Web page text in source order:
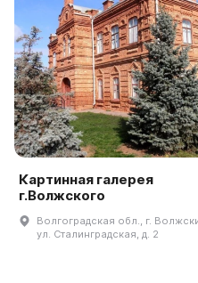
Картинная галерея
г.Волжского
Волгоградская обл., г.
ул. Сталинградская, д. 2